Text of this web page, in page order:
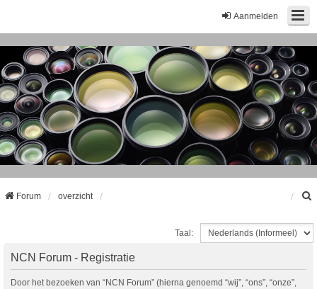
Aanmelden
Forum overzicht
Taal:
NCN Forum - Registratie
Door het bezoeken van “NCN Forum” (hierna genoemd “wij”, “ons”, “onze”,